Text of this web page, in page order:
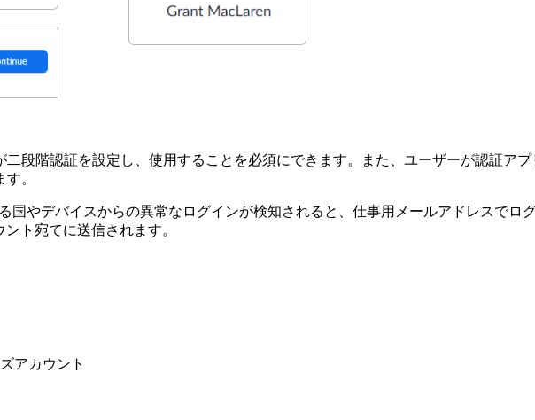
段階認証を設定し、使用することを必須にできます。また、ユーザーが認証ア
。
国やデバイスからの異常なログインが検知されると、仕事用メールアドレスでロ
ト宛てに送信されます。
アカウント